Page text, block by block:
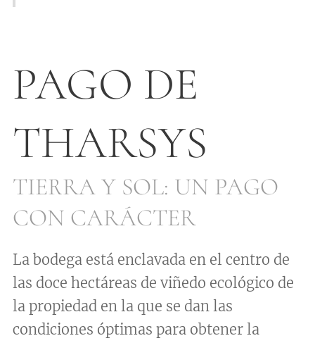
PAGO DE
THARSYS
TIERRA Y SOL: UN PAGO
CON CARÁCTER
La bodega está enclavada en el centro de
las doce hectáreas de viñedo ecológico de
la propiedad en la que se dan las
condiciones óptimas para obtener la